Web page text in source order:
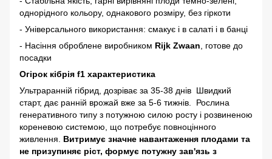
однорідного кольору, однакового розміру, без гіркоти
- Універсального використання: смакує і в салаті і в банці
- Насіння оброблене виробником Rijk Zwaan , готове до
посадки
Огірок кібрія f1 характеристика
Ультраранній гібрид, дозріває за 35-38 днів Швидкий
старт, дає ранній врожай вже за 5-6 тижнів. Рослина
генеративного типу з потужною силою росту і розвиненою
кореневою системою, що потребує повноцінного
живлення. Витримує значне навантаження плодами та
не призупиняє ріст, формує потужну зав'язь з